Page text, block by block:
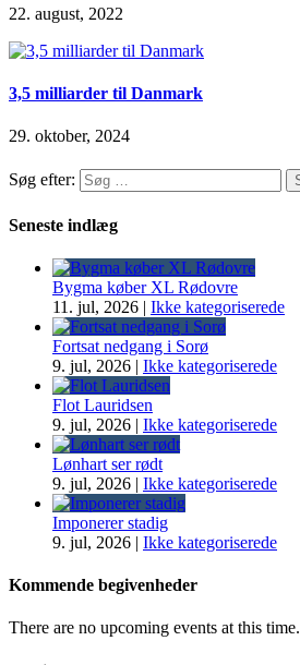
22. august, 2022
3,5 milliarder til Danmark
29. oktober, 2024
Søg efter:
Seneste indlæg
Bygma køber XL Rødovre
11. jul, 2026 | Ikke kategoriserede
Fortsat nedgang i Sorø
9. jul, 2026 | Ikke kategoriserede
Flot Lauridsen
9. jul, 2026 | Ikke kategoriserede
Lønhart ser rødt
9. jul, 2026 | Ikke kategoriserede
Imponerer stadig
9. jul, 2026 | Ikke kategoriserede
Kommende begivenheder
There are no upcoming events at this time.